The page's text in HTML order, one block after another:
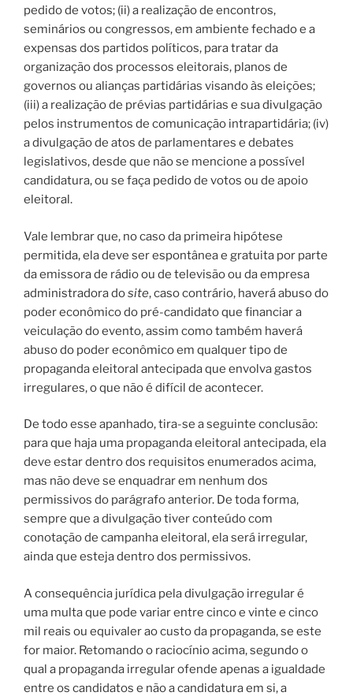
pedido de votos; (ii) a realização de encontros,
seminários ou congressos, em ambiente fechado e a
expensas dos partidos políticos, para tratar da
organização dos processos eleitorais, planos de
governos ou alianças partidárias visando às eleições;
(iii) a realização de prévias partidárias e sua divulgação
pelos instrumentos de comunicação intrapartidária; (iv)
a divulgação de atos de parlamentares e debates
legislativos, desde que não se mencione a possível
candidatura, ou se faça pedido de votos ou de apoio
eleitoral.
Vale lembrar que, no caso da primeira hipótese
permitida, ela deve ser espontânea e gratuita por parte
da emissora de rádio ou de televisão ou da empresa
administradora dosite, caso contrário, haverá abuso do
poder econômico do pré-candidato que financiar a
veiculação do evento, assim como também haverá
abuso do poder econômico em qualquer tipo de
propaganda eleitoral antecipada que envolva gastos
irregulares, o que não é difícil de acontecer.
De todo esse apanhado, tira-se a seguinte conclusão:
para que haja uma propaganda eleitoral antecipada, ela
deve estar dentro dos requisitos enumerados acima,
mas não deve se enquadrar em nenhum dos
permissivos do parágrafo anterior. De toda forma,
sempre que a divulgação tiver conteúdo com
conotação de campanha eleitoral, ela será irregular,
ainda que esteja dentro dos permissivos.
A consequência jurídica pela divulgação irregular é
uma multa que pode variar entre cinco e vinte e cinco
mil reais ou equivaler ao custo da propaganda, se este
for maior. Retomando o raciocínio acima, segundo o
qual a propaganda irregular ofende apenas a igualdade
entre os candidatos e não a candidatura em si, a